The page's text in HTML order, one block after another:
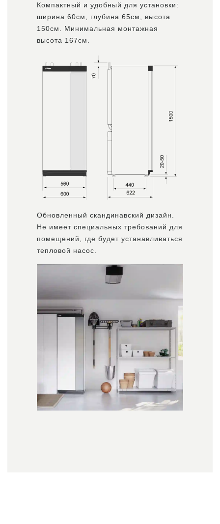
Компактный и удобный для установки:
ширина 60см, глубина 65см, высота
150см. Минимальная монтажная
высота 167см.
Обновленный скандинавский дизайн.
Не имеет специальных требований для
помещений, где будет устанавливаться
тепловой насос.